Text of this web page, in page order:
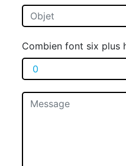
Combien font six plus